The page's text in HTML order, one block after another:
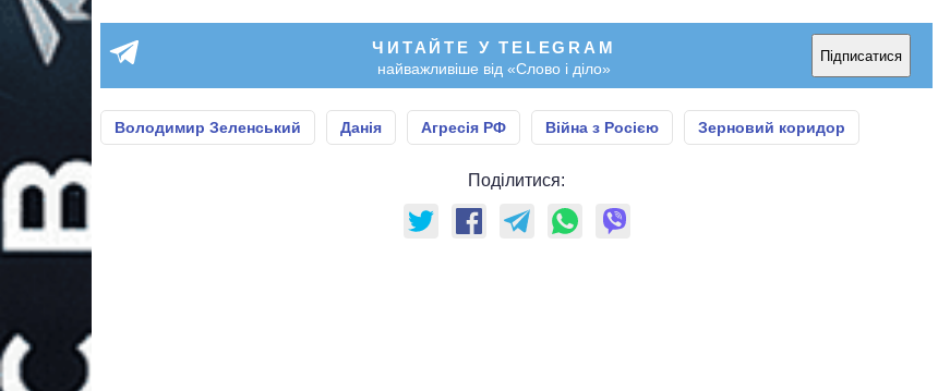
ЧИТАЙТЕ У TELEGRAM
найважливіше від «Слово і діло»
Підписатися
Володимир Зеленський Данія Агресія РФ Війна з Росією Зерновий коридор
Поділитися: